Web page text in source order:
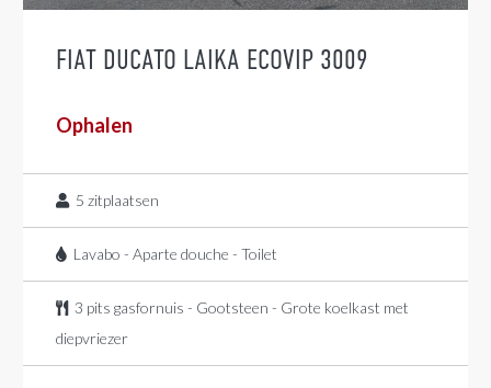
FIAT DUCATO LAIKA ECOVIP 3009
Ophalen
5 zitplaatsen
Lavabo - Aparte douche - Toilet
3 pits gasfornuis - Gootsteen - Grote koelkast met
diepvriezer